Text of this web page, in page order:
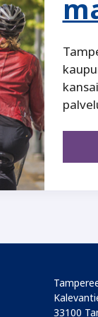
33100